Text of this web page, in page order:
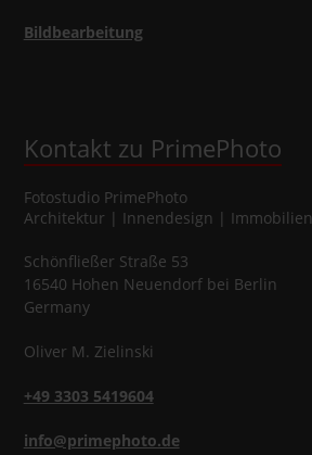
Bildbearbeitung
Kontakt zu PrimePhoto
Fotostudio PrimePhoto
Architektur | Innendesign | Immobilien
Schönfließer Straße 53
16540 Hohen Neuendorfbei Berlin
Germany
Oliver M. Zielinski
+49 3303 5419604
info@primephoto.de